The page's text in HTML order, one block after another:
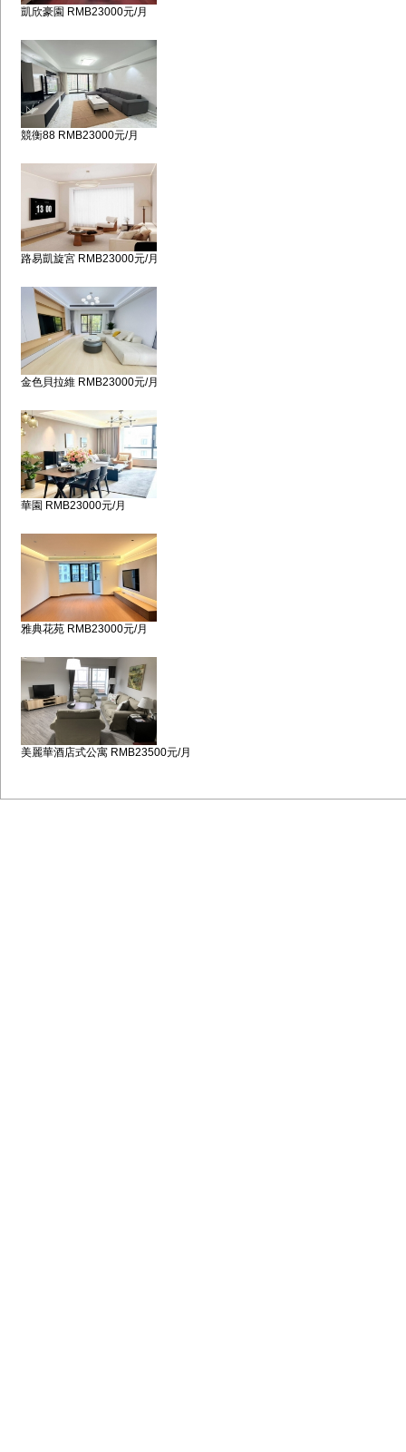
凱欣豪園 RMB23000元/月
競衡88 RMB23000元/月
路易凱旋宮 RMB23000元/月
金色貝拉維 RMB23000元/月
華園 RMB23000元/月
雅典花苑 RMB23000元/月
美麗華酒店式公寓 RMB23500元/月